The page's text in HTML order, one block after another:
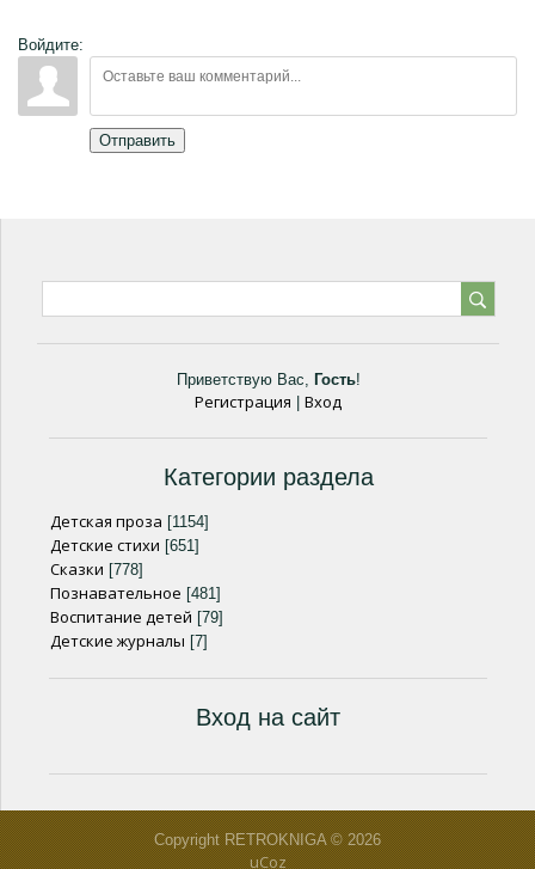
Войдите:
Отправить
Приветствую Вас, Гость!
Регистрация Вход
Категории раздела
Детская проза [1154]
Детские стихи [651]
Сказки [778]
Познавательное [481]
Воспитание детей [79]
Детские журналы [7]
Вход на сайт
Copyright RETROKNIGA © 2026
uCoz